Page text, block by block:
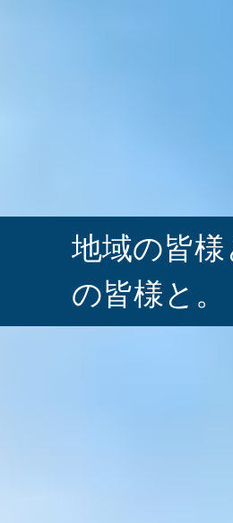
地域の皆様
の皆様と。